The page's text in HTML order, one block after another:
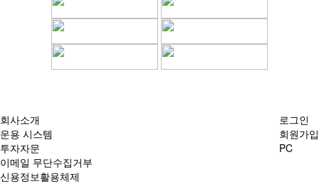
회사소개
운용 시스템
투자자문
이메일 무단수집거부
신용정보활용체제
로그인
회원가입
PC